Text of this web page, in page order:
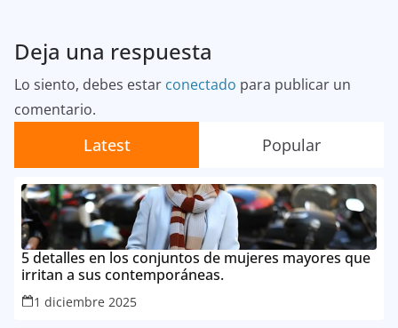
Deja una respuesta
Lo siento, debes estar conectado para publicar un
comentario.
Latest Popular
5 detalles en los conjuntos de mujeres mayores que
irritan a sus contemporáneas.
1 diciembre 2025